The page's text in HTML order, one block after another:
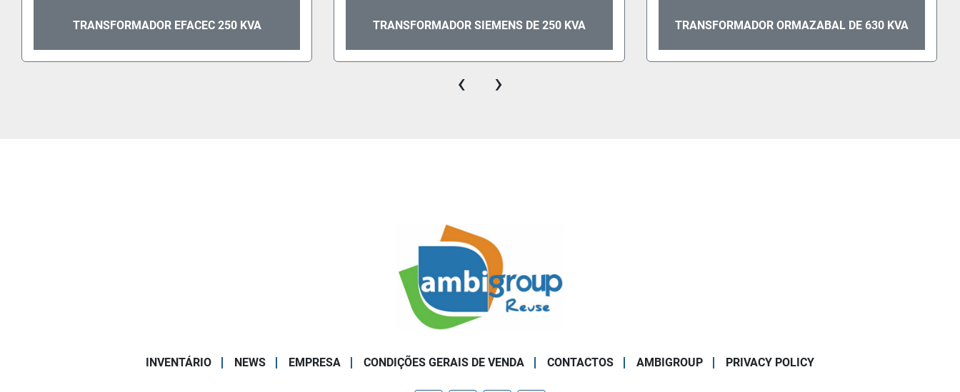
TRANSFORMADOR SIEMENS DE 250 KVA TRANSFORMADOR ORMAZABAL DE 630 KVA
TRANSFORMADOR DE ELETRICIDADE DE 400
KVA
‹ ›
INVENTÁRIO NEWS EMPRESA CONDIÇÕES GERAIS DE VENDA CONTACTOS AMBIGROUP PRIVACY POLICY